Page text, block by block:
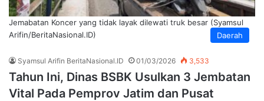
Daerah
Jemabatan Koncer yang tidak layak dilewati truk besar (Syamsul
Arifin/BeritaNasional.ID)
Syamsul Arifin BeritaNasional.ID 01/03/2026 3,533
Tahun Ini, Dinas BSBK Usulkan 3 Jembatan
Vital Pada Pemprov Jatim dan Pusat